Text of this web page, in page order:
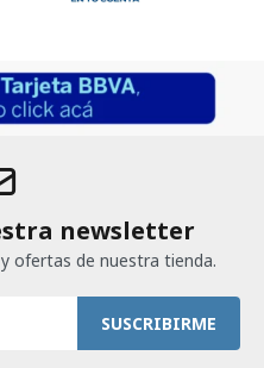
newsletter
ofertas de nuestra tienda.
SUSCRIBIRME